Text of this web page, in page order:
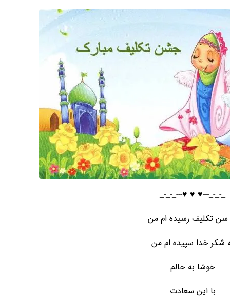
_-_-_---♥️ ♥️ ♥️---_-_-_
سن تکلیف رسیده ام من
شکر خدا سپیده ام من
خوشا به حالم
با این سعادت